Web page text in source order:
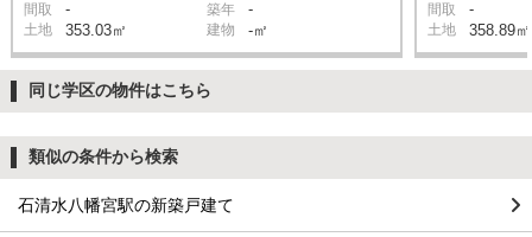
間取 - 築年 -
土地 353.03㎡ 建物 -㎡
間取 -
土地 358.89㎡
同じ学区の物件はこちら
類似の条件から検索
石清水八幡宮駅の新築戸建て